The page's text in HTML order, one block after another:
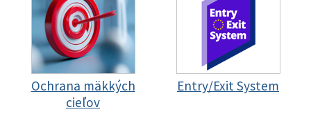
Ochrana mäkkých
cieľov
Entry/Exit System